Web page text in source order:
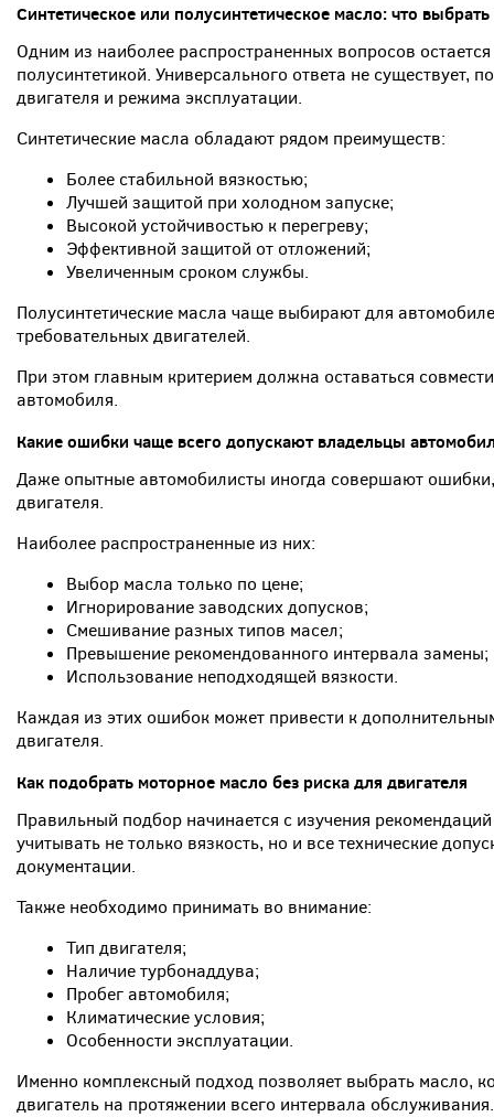
Синтетическое или полусинтетическое масло: что выбрать
Одним из наиболее распространенных вопросов
полусинтетикой. Универсального ответа не существует,
двигателя и режима эксплуатации.
Синтетические масла обладают рядом преимуществ:
Более стабильной вязкостью;
Лучшей защитой при холодном запуске;
Высокой устойчивостью к перегреву;
Эффективной защитой от отложений;
Увеличенным сроком службы.
Полусинтетические масла чаще выбирают для
требовательных двигателей.
При этом главным критерием должна оставаться
автомобиля.
Какие ошибки чаще всего допускают владельцы
Даже опытные автомобилисты иногда совершают
двигателя.
Наиболее распространенные из них:
Выбор масла только по цене;
Игнорирование заводских допусков;
Смешивание разных типов масел;
Превышение рекомендованного интервала замены;
Использование неподходящей вязкости.
Каждая из этих ошибок может привести к
двигателя.
Как подобрать моторное масло без риска для двигателя
Правильный подбор начинается с изучения
учитывать не только вязкость, но и все технические
документации.
Также необходимо принимать во внимание:
Тип двигателя;
Наличие турбонаддува;
Пробег автомобиля;
Климатические условия;
Особенности эксплуатации.
Именно комплексный подход позволяет выбрать масло,
двигатель на протяжении всего интервала обслуживания.